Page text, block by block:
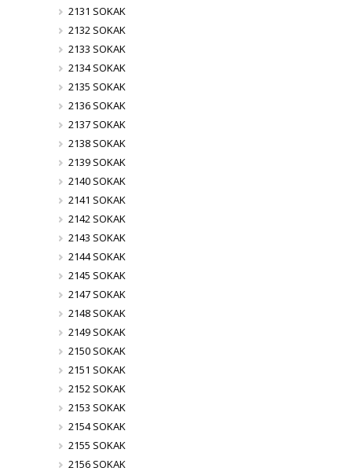
2131 SOKAK
2132 SOKAK
2133 SOKAK
2134 SOKAK
2135 SOKAK
2136 SOKAK
2137 SOKAK
2138 SOKAK
2139 SOKAK
2140 SOKAK
2141 SOKAK
2142 SOKAK
2143 SOKAK
2144 SOKAK
2145 SOKAK
2147 SOKAK
2148 SOKAK
2149 SOKAK
2150 SOKAK
2151 SOKAK
2152 SOKAK
2153 SOKAK
2154 SOKAK
2155 SOKAK
2156 SOKAK